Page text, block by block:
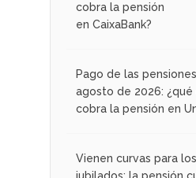
cobra la pensión
en CaixaBank?
Pago de las
agosto de 2026: ¿qué
cobra la pensión en
Vienen curvas para